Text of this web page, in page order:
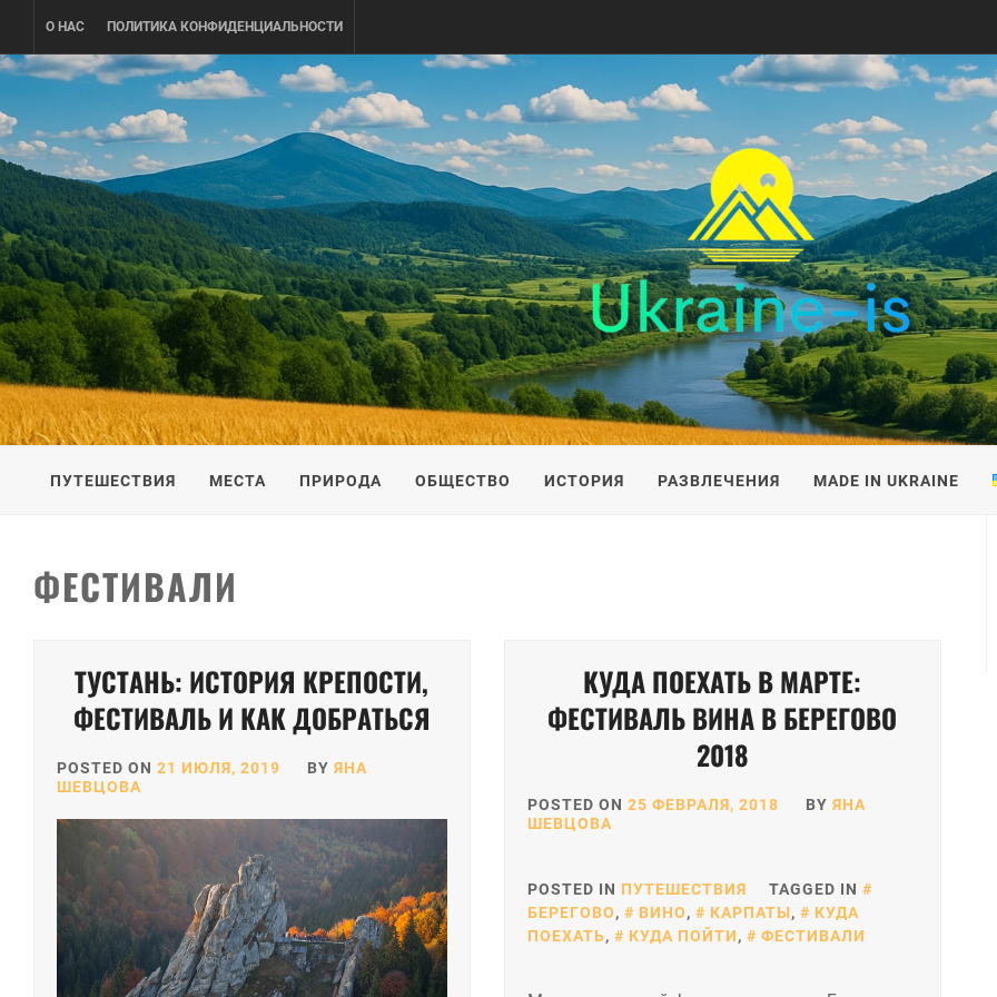
content
О НАС ПОЛИТИКА КОНФИДЕНЦИАЛЬНОСТИ
UKRAINE-IS
ПУТЕШЕСТВИЕ ПО УКРАИНЕ
ПУТЕШЕСТВИЯ МЕСТА ПРИРОДА ОБЩЕСТВО ИСТОРИЯ РАЗВЛЕЧЕНИЯ MADE IN UKRAINE
ФЕСТИВАЛИ
ТУСТАНЬ: ИСТОРИЯ КРЕПОСТИ,
ФЕСТИВАЛЬ И КАК ДОБРАТЬСЯ
POSTED ON 21 ИЮЛЯ, 2019 BY ЯНА
ШЕВЦОВА
КУДА ПОЕХАТЬ В МАРТЕ:
ФЕСТИВАЛЬ ВИНА В БЕРЕГОВО
2018
POSTED ON 25 ФЕВРАЛЯ, 2018 BY ЯНА
ШЕВЦОВА
POSTED IN ПУТЕШЕСТВИЯ
TAGGED IN
БЕРЕГОВО, ВИНО, КАРПАТЫ,
КУДА
ПОЕХАТЬ, КУДА ПОЙТИ, ФЕСТИВАЛИ